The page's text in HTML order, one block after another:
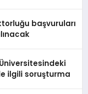
başvuruları
ilgili soruşturma